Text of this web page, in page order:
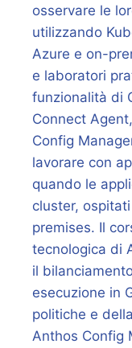
osservare le
utilizzando
Azure e on-
e laboratori
funzionalità di
Connect
Config
lavorare con
quando le
cluster,
premises. Il
tecnologica di
il
esecuzione in
politiche e
Anthos Config